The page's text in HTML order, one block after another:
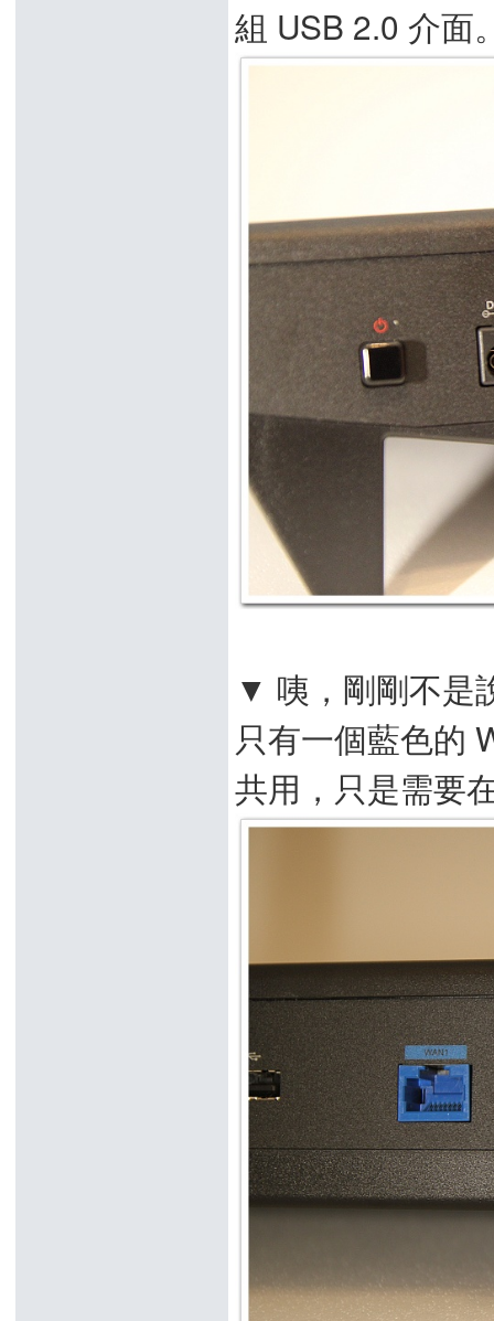
組 USB 2.0 介面
▼ 咦，剛剛不是
只有一個藍色的
共用，只是需要